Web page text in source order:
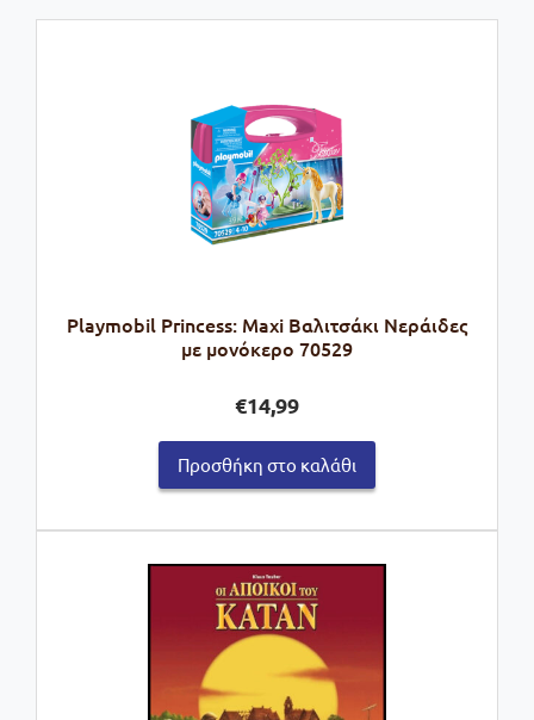
Playmobil Princess: Maxi Βαλιτσάκι Νεράιδες
με μονόκερο 70529
€14,99
Προσθήκη στο καλάθι